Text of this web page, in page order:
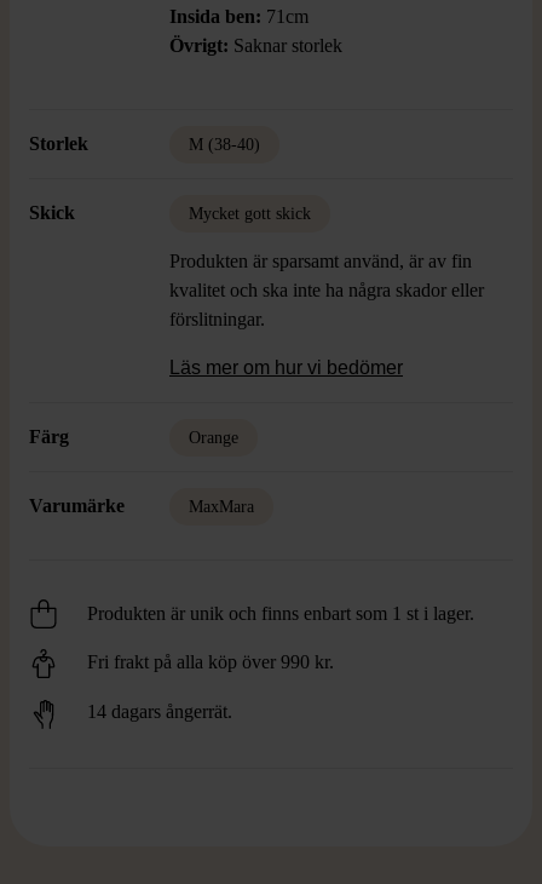
Insida ben: 71cm
Övrigt: Saknar storlek
Storlek M (38-40)
Skick Mycket gott skick
Produkten är sparsamt använd, är av fin
kvalitet och ska inte ha några skador eller
förslitningar.
Läs mer om hur vi bedömer
Färg Orange
Varumärke MaxMara
Produkten är unik och finns enbart som 1 st i lager.
Fri frakt på alla köp över 990 kr.
14 dagars ångerrät.